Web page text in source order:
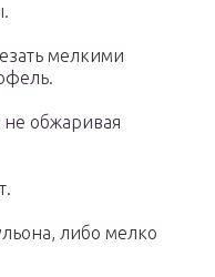
мелкими
обжаривая
либо мелко